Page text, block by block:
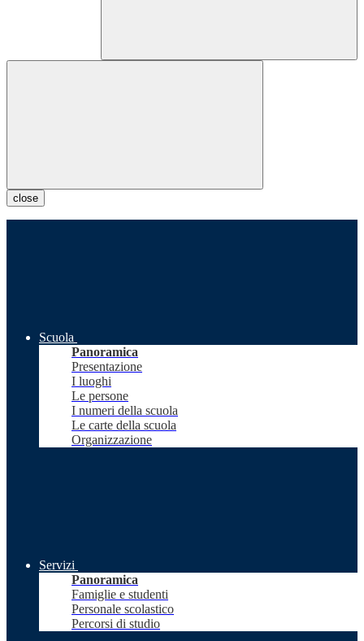
close
Scuola
Panoramica
Presentazione
I luoghi
Le persone
I numeri della scuola
Le carte della scuola
Organizzazione
Servizi
Panoramica
Famiglie e studenti
Personale scolastico
Percorsi di studio